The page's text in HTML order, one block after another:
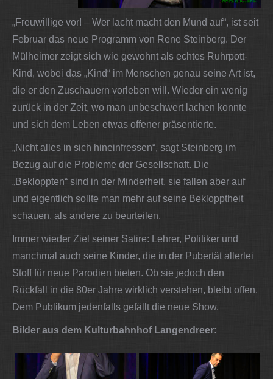
„Freuwillige vor! – Wer lacht macht den Mund auf“, ist seit
Februar das neue Programm von Rene Steinberg. Der
Mülheimer zeigt sich wie gewohnt als echtes Ruhrpott-
Kind, wobei das „Kind“ im Menschen genau seine Art ist,
die er den Zuschauern vorleben will. Wieder ein wenig
zurück in der Zeit, wo man unbeschwert lachen konnte
und sich dem Leben etwas offener präsentierte.
„Nicht alles in sich hineinfressen“, sagt Steinberg im
Bezug auf die Probleme der Gesellschaft. Die
„Bekloppten“ sind in der Minderheit, sie fallen aber auf
und eigentlich sollte man mehr auf seine Beklopptheit
schauen, als andere zu beurteilen.
Immer wieder Ziel seiner Satire: Lehrer, Politiker und
manchmal auch seine Kinder, die in der Pubertät allerlei
Stoff für neue Parodien bieten. Ob sie jedoch den
Rückfall in die 80er Jahre wirklich verstehen, bleibt offen.
Dem Publikum jedenfalls gefällt die neue Show.
Bilder aus dem Kulturbahnhof Langendreer: